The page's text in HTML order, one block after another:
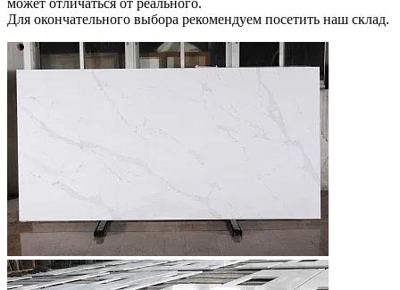
может отличаться от реального.
Для окончательного выбора рекомендуем посетить наш склад.